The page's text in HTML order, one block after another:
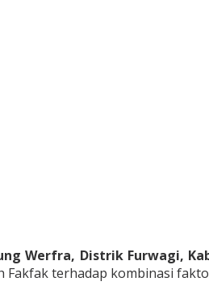
Werfra, Distrik Furwagi,
Fakfak terhadap kombinasi